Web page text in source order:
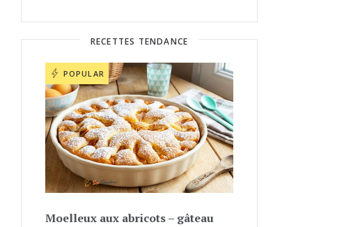
RECETTES TENDANCE
POPULAR
Moelleux aux abricots – gâteau